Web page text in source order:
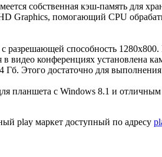
собственная кэш-память для
Graphics, помогающий CPU
разрешающей способность
конференциях установлена
Этого достаточно для
с Windows 8.1 и отличным
play маркет доступный по адресу